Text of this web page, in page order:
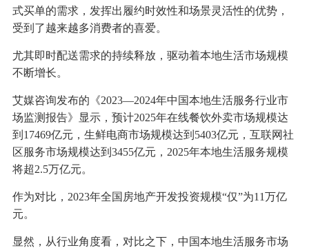
式买单的需求，发挥出履约时效性和场景灵活性的优势，
受到了越来越多消费者的喜爱。
尤其即时配送需求的持续释放，驱动着本地生活市场规模
不断增长。
艾媒咨询发布的《2023—2024年中国本地生活服务行业市
场监测报告》显示，预计2025年在线餐饮外卖市场规模达
到17469亿元，生鲜电商市场规模达到5403亿元，互联网社
区服务市场规模达到3455亿元，2025年本地生活服务规模
将超2.5万亿元。
作为对比，2023年全国房地产开发投资规模“仅”为11万亿
元。
显然，从行业角度看，对比之下，中国本地生活服务市场